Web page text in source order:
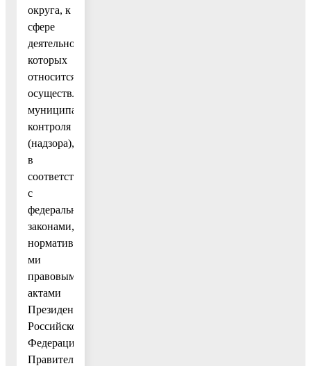
округа, к
сфере
деятельности
которых
относится
осуществлении
муниципального
контроля
(надзора),
в
соответствии
с
федеральными
законами,
нормативны-
ми
правовыми
актами
Президента
Российской
Федерации,
Правительства